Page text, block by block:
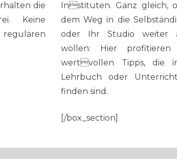
die
Keine
regulären
Instituten. Ganz gleich,
dem Weg in die
oder Ihr Studio weiter
wollen: Hier
wertvollen Tipps, die
Lehrbuch oder
finden sind.
[/box_section]